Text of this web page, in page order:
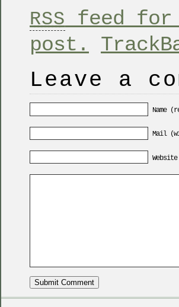
RSS
feed for
post.
Leave a
Name
Mail
Website